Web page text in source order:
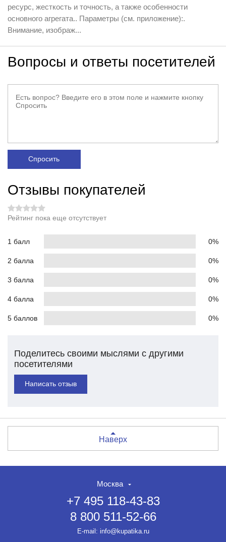
ресурс, жесткость и точность, а также особенности
основного агрегата.. Параметры (см. приложение):.
Внимание, изображ...
Вопросы и ответы посетителей
Спросить
Отзывы покупателей
Рейтинг пока еще отсутствует
1 балл 0%
2 балла 0%
3 балла 0%
4 балла 0%
5 баллов 0%
Поделитесь своими мыслями с другими
посетителями
Написать отзыв
Наверх
Москва
+7 495 118-43-83
8 800 511-52-66
E-mail: info@kupatika.ru